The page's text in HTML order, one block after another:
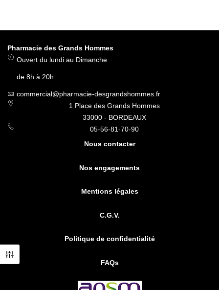
Pharmacie des Grands Hommes
Ouvert du lundi au Dimanche
de 8h à 20h
commercial@pharmacie-desgrandshommes.fr
1 Place des Grands Hommes
33000 - BORDEAUX
05-56-81-70-90
Nous contacter
Nos engagements
Mentions légales
C.G.V.
Politique de confidentialité
FAQs